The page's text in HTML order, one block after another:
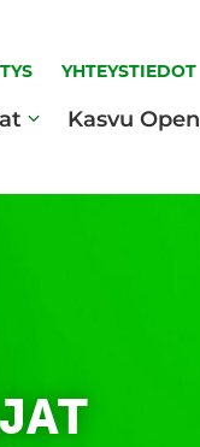
YHTEYSTIEDOT
Kasvu Open